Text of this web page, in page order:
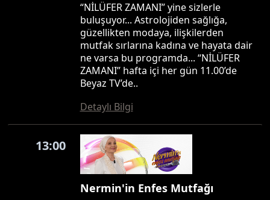
“NİLÜFER ZAMANI” yine sizlerle
buluşuyor... Astrolojiden sağlığa,
güzellikten modaya, ilişkilerden
mutfak sırlarına kadına ve hayata dair
ne varsa bu programda... “NİLÜFER
ZAMANI” hafta içi her gün 11.00’de
Beyaz TV’de..
Detaylı Bilgi
13:00
Nermin'in Enfes Mutfağı